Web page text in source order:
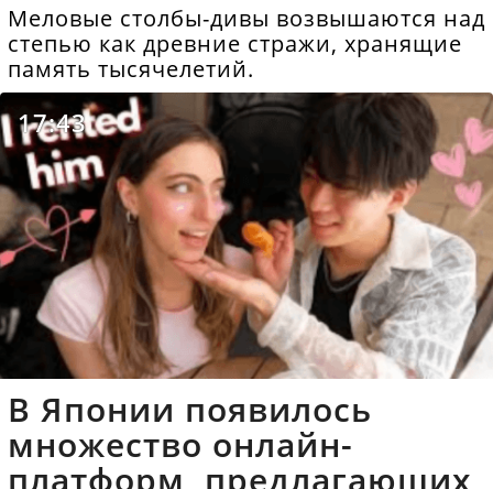
Меловые столбы-дивы возвышаются над
степью как древние стражи, хранящие
память тысячелетий.
17:43
В Японии появилось
множество онлайн-
платформ, предлагающих